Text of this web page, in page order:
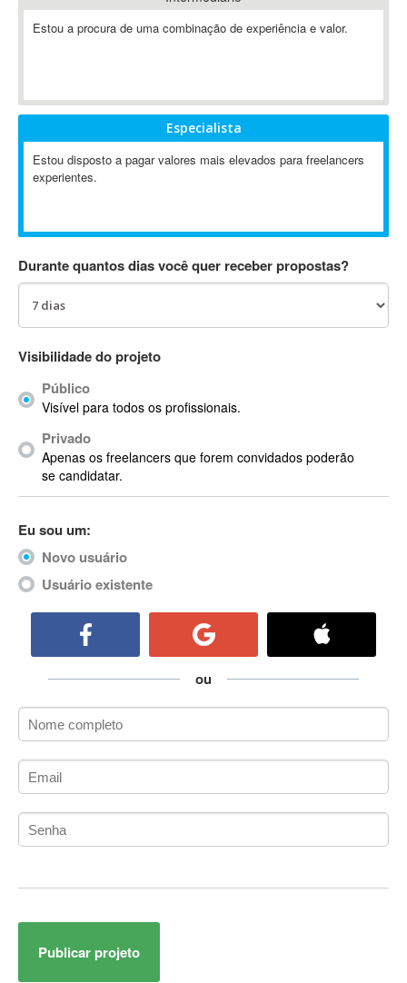
ABIS
Ableton Push
Abstract
Abstract Window Toolkit (AWT)
Absynth
AC3
AccountMate
ACDSee
ACID Pro
ACPI
Acrobat X
ACT
Actian
Actimize
ActionScript 3
Active Directory
ActiveCollab
ActiveX
ActiveX Data Objects (ADO)
Ada
Adianti Framework
ADK
Administração
Administração de Artistas e Repertórios
Administração de Redes
Administração PostgreSQL
ADO.NET Entity Framework
Estou a procura de uma combinação de experiência e valor.
Especialista
Estou disposto a pagar valores mais elevados para freelancers
experientes.
Durante quantos dias você quer receber propostas?
Visibilidade do projeto
Público
Visível para todos os profissionais.
Privado
Apenas os freelancers que forem convidados poderão
se candidatar.
Eu sou um:
Novo usuário
Usuário existente
ou
Publicar projeto